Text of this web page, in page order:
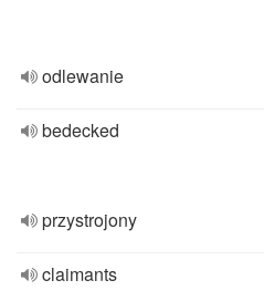
odlewanie
bedecked
przystrojony
claimants